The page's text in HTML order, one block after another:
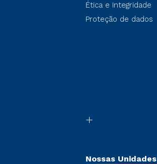
Ética e Integridade
Proteção de dados
Nossas Unidades